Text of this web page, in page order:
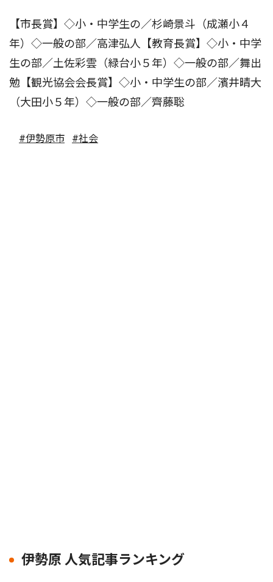
【市長賞】◇小・中学生の／杉崎景斗（成瀬小４
年）◇一般の部／高津弘人【教育長賞】◇小・中学
生の部／土佐彩雲（緑台小５年）◇一般の部／舞出
勉【観光協会会長賞】◇小・中学生の部／濱井晴大
（大田小５年）◇一般の部／齊藤聡
#伊勢原市 #社会
伊勢原 人気記事ランキング